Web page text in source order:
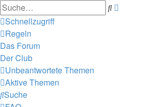
Suche
Schnellzugriff
Regeln
Das Forum
Der Club
Unbeantwortete Themen
Aktive Themen
Suche